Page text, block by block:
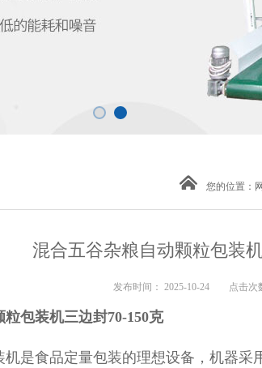
您的位置：
混合五谷杂粮自动颗粒包装
发布时间： 2025-10-24 点击次
包装机三边封70-150克
机是食品定量包装的理想设备，机器采